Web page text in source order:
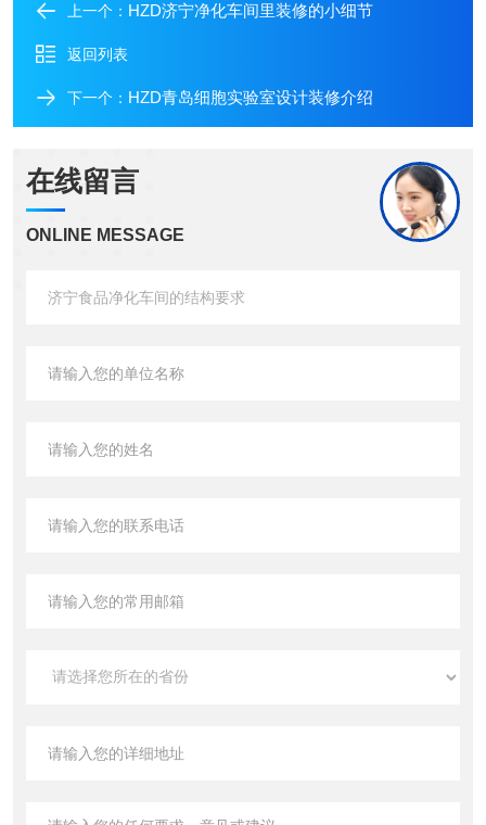
上一个： HZD济宁净化车间里装修的小细节
返回列表
下一个： HZD青岛细胞实验室设计装修介绍
在线留言
ONLINE MESSAGE